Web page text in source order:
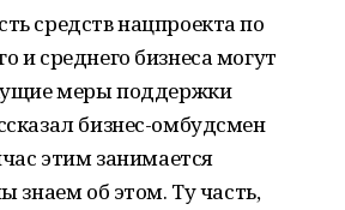
средств нацпроекта по
и среднего бизнеса могут
меры поддержки
бизнес-омбудсмен
этим занимается
знаем об этом. Ту часть,